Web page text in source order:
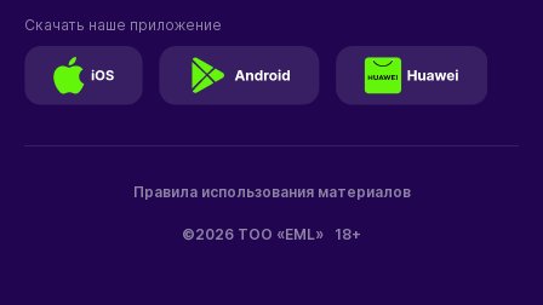
©2026 ТОО «EML» 18+
Правила использования материалов
Скачать наше приложение